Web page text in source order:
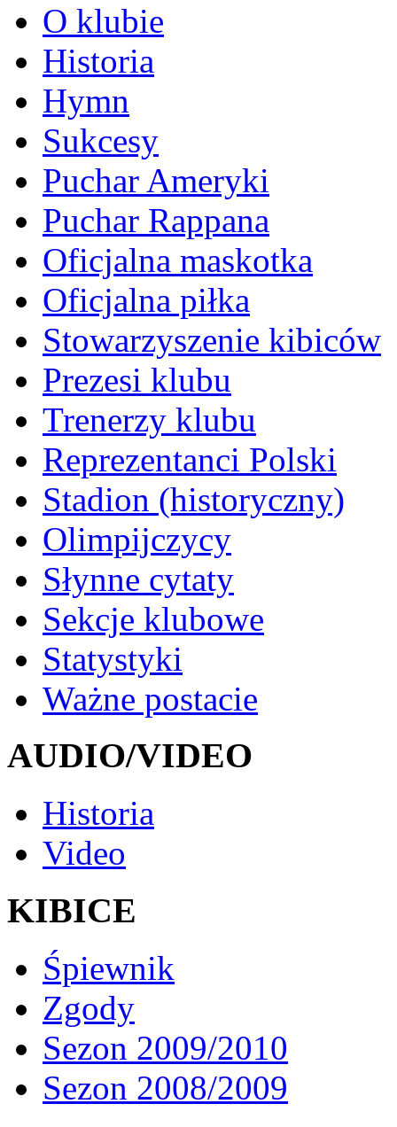
O klubie
Historia
Hymn
Sukcesy
Puchar Ameryki
Puchar Rappana
Oficjalna maskotka
Oficjalna piłka
Stowarzyszenie kibiców
Prezesi klubu
Trenerzy klubu
Reprezentanci Polski
Stadion (historyczny)
Olimpijczycy
Słynne cytaty
Sekcje klubowe
Statystyki
Ważne postacie
AUDIO/VIDEO
Historia
Video
KIBICE
Śpiewnik
Zgody
Sezon 2009/2010
Sezon 2008/2009